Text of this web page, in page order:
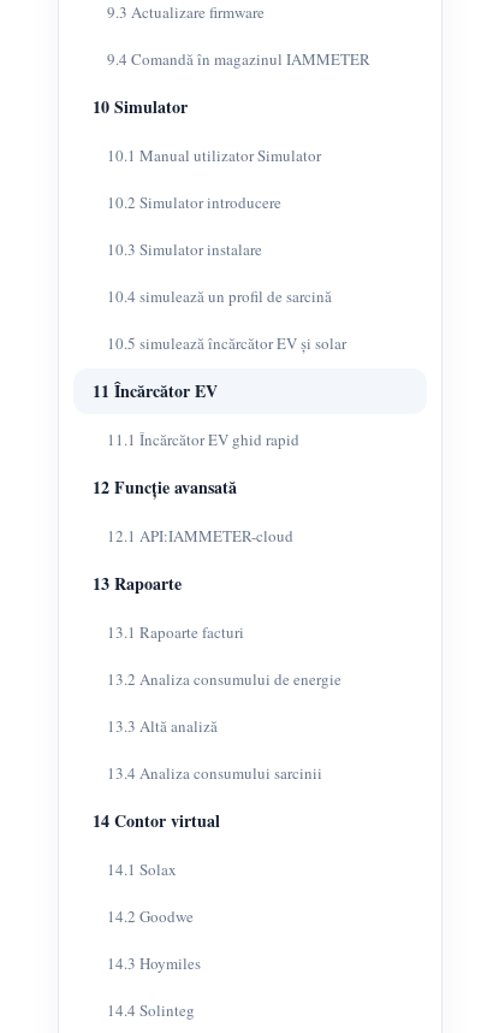
9.3 Actualizare firmware
9.4 Comandă în magazinul IAMMETER
10 Simulator
10.1 Manual utilizator Simulator
10.2 Simulator introducere
10.3 Simulator instalare
10.4 simulează un profil de sarcină
10.5 simulează încărcător EV și solar
11 Încărcător EV
11.1 Încărcător EV ghid rapid
12 Funcție avansată
12.1 API:IAMMETER-cloud
13 Rapoarte
13.1 Rapoarte facturi
13.2 Analiza consumului de energie
13.3 Altă analiză
13.4 Analiza consumului sarcinii
14 Contor virtual
14.1 Solax
14.2 Goodwe
14.3 Hoymiles
14.4 Solinteg